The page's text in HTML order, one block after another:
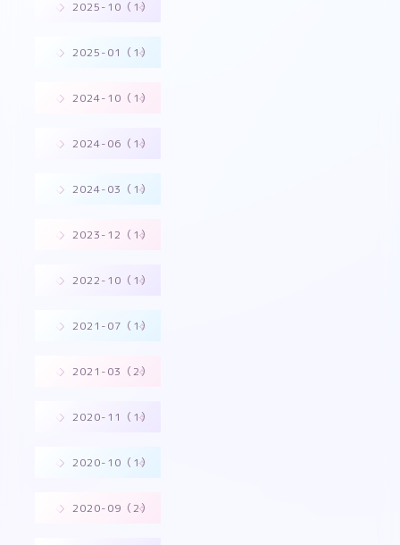
2025-10（1）
2025-01（1）
2024-10（1）
2024-06（1）
2024-03（1）
2023-12（1）
2022-10（1）
2021-07（1）
2021-03（2）
2020-11（1）
2020-10（1）
2020-09（2）